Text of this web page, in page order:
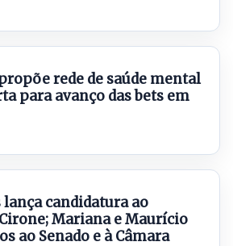
rede de saúde mental
para avanço das bets em
candidatura ao
Mariana e Maurício
ao Senado e à Câmara